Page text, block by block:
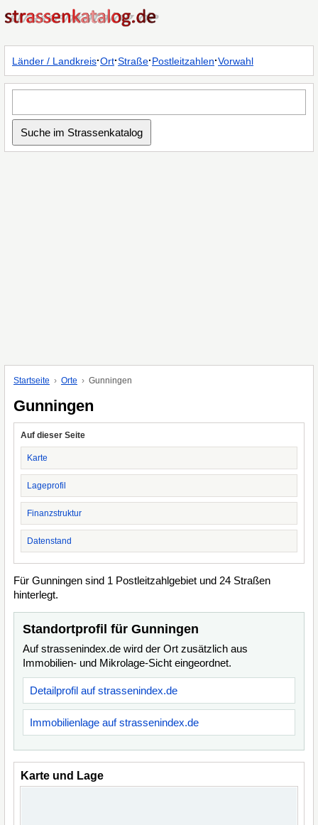
Länder / Landkreis·Ort·Straße·Postleitzahlen·Vorwahl
Startseite Orte Gunningen
Gunningen
Auf dieser Seite
Karte
Lageprofil
Finanzstruktur
Datenstand
Für Gunningen sind 1 Postleitzahlgebiet und 24 Straßen
hinterlegt.
Standortprofil für Gunningen
Auf strassenindex.de wird der Ort zusätzlich aus
Immobilien- und Mikrolage-Sicht eingeordnet.
Detailprofil auf strassenindex.de
Immobilienlage auf strassenindex.de
Karte und Lage